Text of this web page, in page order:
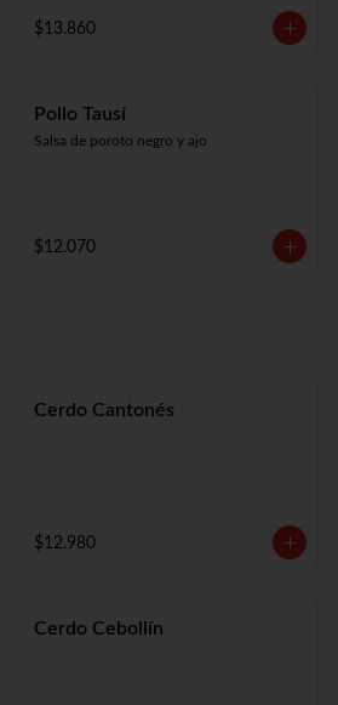
$13.860
Pollo Tausí
Salsa de poroto negro y ajo
$12.070
Cerdo Cantonés
$12.980
Cerdo Cebollín